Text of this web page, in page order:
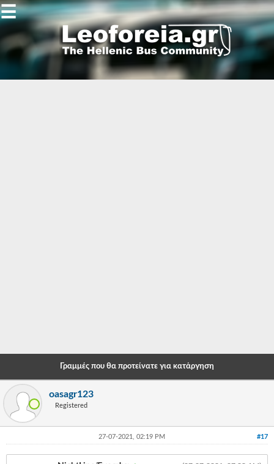
Gallery
-
-
-
☰
Γραμμές που θα προτείνατε για κατάργηση
oasagr123
Registered
#17
27-07-2021, 02:19 PM